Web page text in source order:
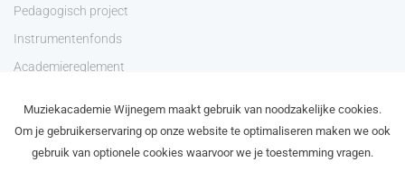
Pedagogisch project
Instrumentenfonds
Academiereglement
Muziekacademie Wijnegem maakt gebruik van noodzakelijke cookies.
Om je gebruikerservaring op onze website te optimaliseren maken we ook
gebruik van optionele cookies waarvoor we je toestemming vragen.